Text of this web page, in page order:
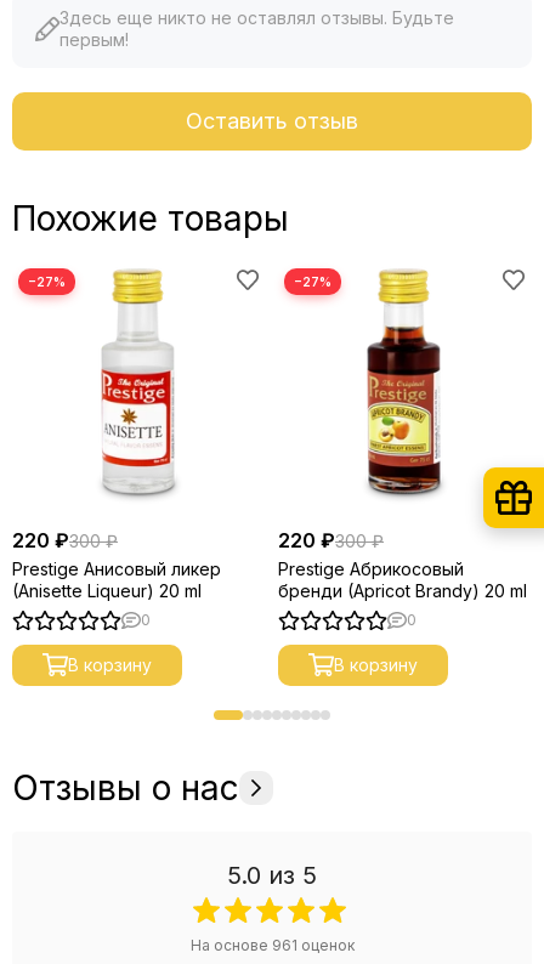
Здесь еще никто не оставлял отзывы. Будьте
первым!
Оставить отзыв
Похожие товары
−27%
220 ₽300 ₽
Prestige Анисовый ликер
(Anisette Liqueur) 20 ml
0
В корзину
−27%
220 ₽300 ₽
Prestige Абрикосовый
бренди (Apricot Brandy) 20 ml
0
В корзину
Отзывы о нас
5.0 из 5
На основе 961 оценок